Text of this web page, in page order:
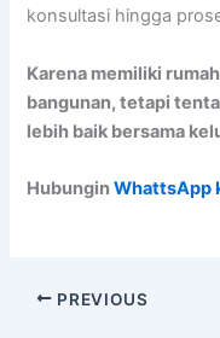
konsultasi hingga
Karena memiliki
bangunan, tetapi
lebih baik bersama
HubunginWhattsApp
PREVIOUS